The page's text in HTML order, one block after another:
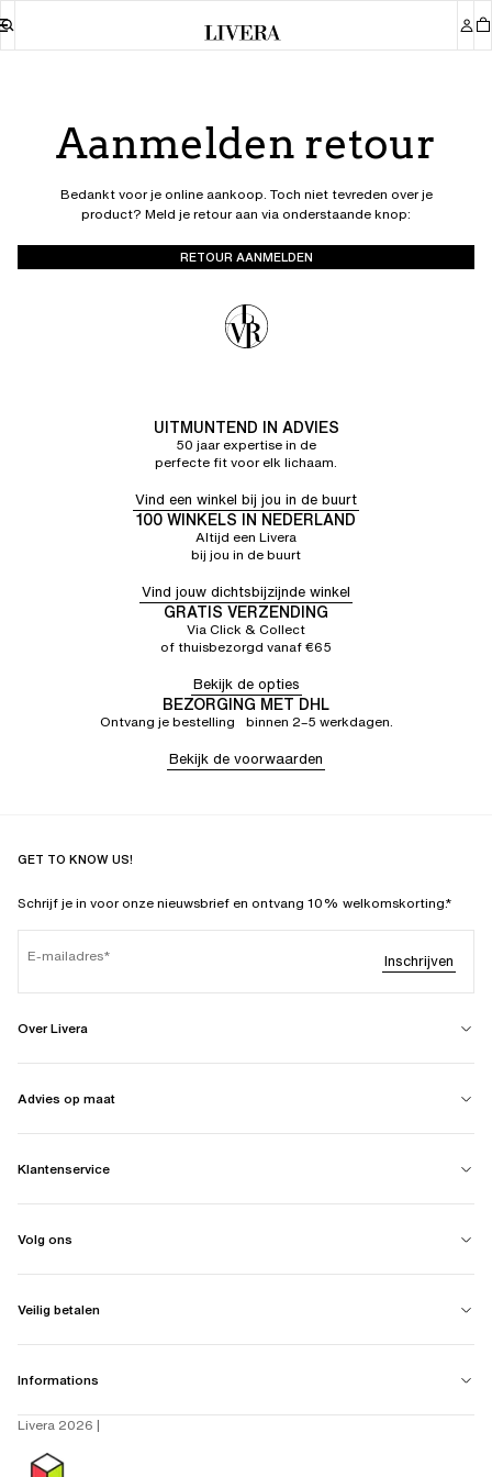
Aanmelden retour
Bedankt voor je online aankoop. Toch niet tevreden over je
product? Meld je retour aan via onderstaande knop:
RETOUR AANMELDEN
UITMUNTEND IN ADVIES
50 jaar expertise in de
perfecte fit voor elk lichaam.
Vind een winkel bij jou in de buurt
100 WINKELS IN NEDERLAND
Altijd een Livera
bij jou in de buurt
Vind jouw dichtsbijzijnde winkel
GRATIS VERZENDING
Via Click & Collect
of thuisbezorgd vanaf €65
Bekijk de opties
BEZORGING MET DHL
Ontvang je bestelling binnen 2–5 werkdagen.
Bekijk de voorwaarden
GET TO KNOW US!
Schrijf je in voor onze nieuwsbrief en ontvang 10% welkomskorting.*
E-mailadres Inschrijven
Over Livera
Advies op maat
Klantenservice
Volg ons
Veilig betalen
Informations
Livera 2026 |